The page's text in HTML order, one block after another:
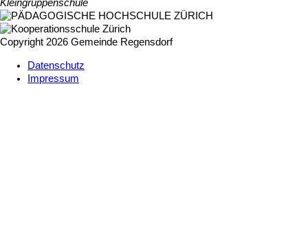
Kleingruppenschule
Copyright 2026 Gemeinde Regensdorf
Datenschutz
Impressum